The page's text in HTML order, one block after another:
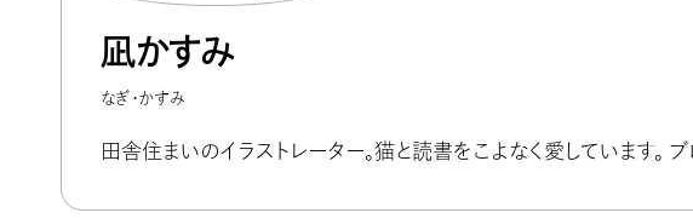
凪かすみ
なぎ・かすみ
田舎住まいのイラストレーター。猫と読書をこよなく愛しています。